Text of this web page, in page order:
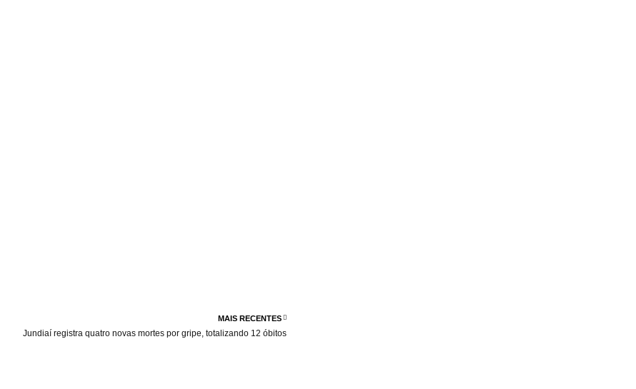
MAIS RECENTES
Jundiaí registra quatro novas mortes por gripe, totalizando 12 óbitos